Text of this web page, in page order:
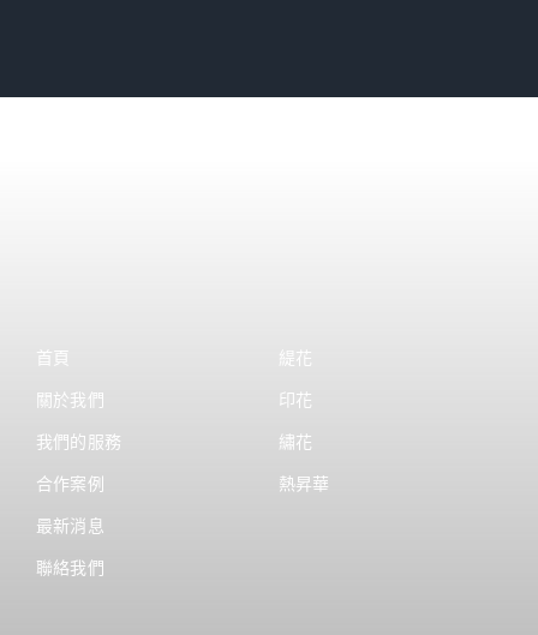
首頁
關於我們
我們的服務
合作案例
最新消息
聯絡我們
緹花
印花
繡花
熱昇華